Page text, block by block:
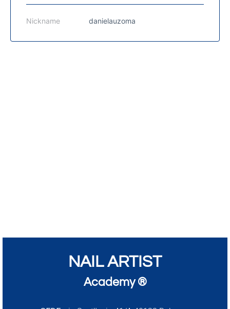
Nickname danielauzoma
NAIL ARTIST
Academy ®